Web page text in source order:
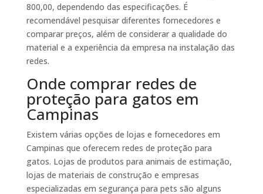
800,00, dependendo das especificações. É
recomendável pesquisar diferentes fornecedores e
comparar preços, além de considerar a qualidade do
material e a experiência da empresa na instalação das
redes.
Onde comprar redes de
proteção para gatos em
Campinas
Existem várias opções de lojas e fornecedores em
Campinas que oferecem redes de proteção para
gatos. Lojas de produtos para animais de estimação,
lojas de materiais de construção e empresas
especializadas em segurança para pets são alguns